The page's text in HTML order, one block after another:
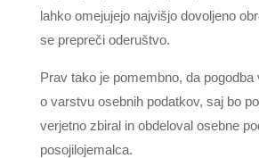
lahko omejujejo najvišjo dovoljeno
se prepreči oderuštvo.
Prav tako je pomembno, da pogodba
o varstvu osebnih podatkov, saj bo
verjetno zbiral in obdeloval osebne
posojilojemalca.